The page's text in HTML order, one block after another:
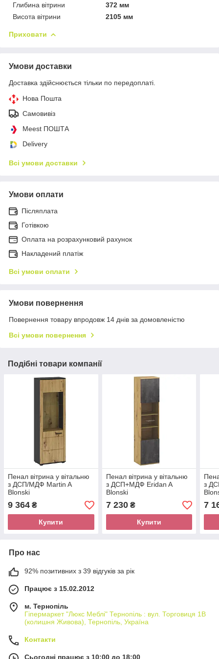
Глибина вітрини
372 мм
Висота вітрини
2105 мм
Приховати
Умови доставки
Доставка здійснюється тільки по передоплаті.
Нова Пошта
Самовивіз
Meest ПОШТА
Delivery
Всі умови доставки
Умови оплати
Післяплата
Готівкою
Оплата на розрахунковий рахунок
Накладений платіж
Всі умови оплати
Умови повернення
Повернення товару впродовж 14 днів за домовленістю
Всі умови повернення
Подібні товари компанії
Пенал вітрина у вітальню
з ДСП/МДФ Martin A
Blonski
9 364 ₴
Купити
Пенал вітрина у вітальню
з ДСП+МДФ Eridan A
Blonski
7 230₴
Купити
з
7
Про нас
92% позитивних з 39 відгуків за рік
Працює з 15.02.2012
м. Тернопіль
Гіпермаркет "Люкс Меблі" Тернопіль : вул. Торговиця 1В
(колишня Живова), Тернопіль, Україна
Контакти
Сьогодні працює з 10:00 до 18:00